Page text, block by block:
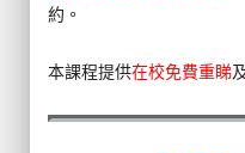
約。
本課程提供在校免費重睇